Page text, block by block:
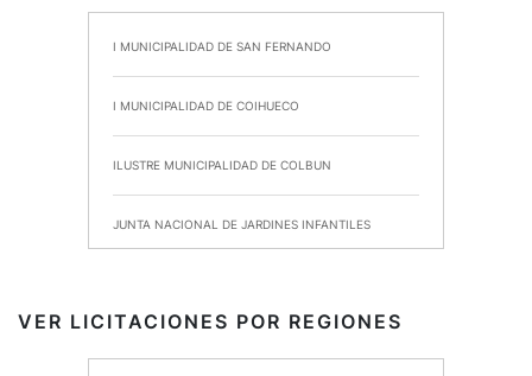
I MUNICIPALIDAD DE SAN FERNANDO
I MUNICIPALIDAD DE COIHUECO
ILUSTRE MUNICIPALIDAD DE COLBUN
JUNTA NACIONAL DE JARDINES INFANTILES
VER LICITACIONES POR REGIONES